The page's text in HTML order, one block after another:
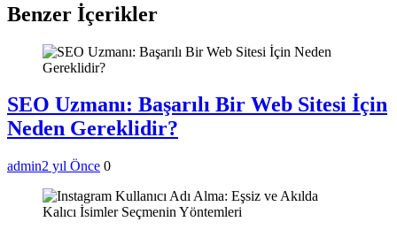
Benzer İçerikler
SEO Uzmanı: Başarılı Bir Web Sitesi İçin
Neden Gereklidir?
admin2 yıl Önce 0